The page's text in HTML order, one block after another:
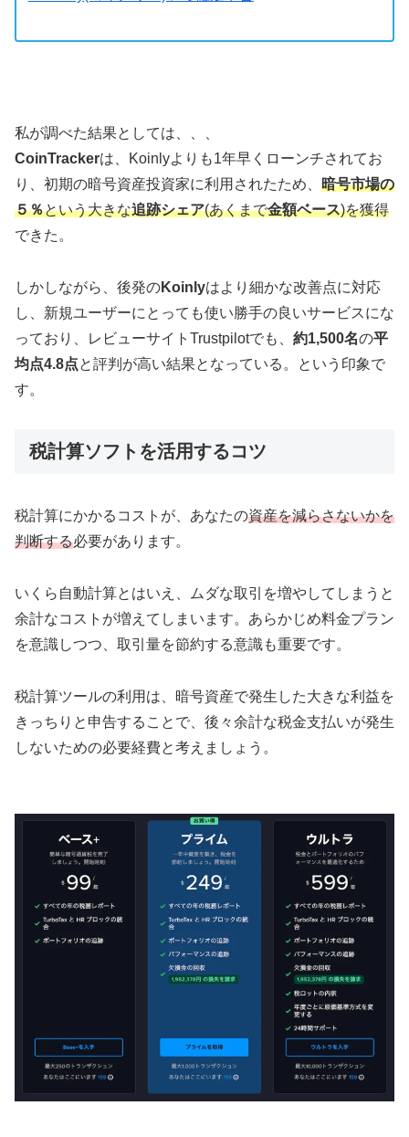
私が調べた結果としては、、、
CoinTrackerは、Koinlyよりも1年早くローンチされてお
り、初期の暗号資産投資家に利用されたため、 暗号市場の
５％という大きな追跡シェア(あくまで金額ベース)を獲得
できた。
しかしながら、後発のKoinlyはより細かな改善点に対応
し、新規ユーザーにとっても使い勝手の良いサービスにな
っており、レビューサイトTrustpilotでも、 約1,500名の平
均点4.8点と評判が高い結果となっている。という印象で
す。
税計算ソフトを活用するコツ
税計算にかかるコストが、あなたの資産を減らさないかを
判断する必要があります。
いくら自動計算とはいえ、ムダな取引を増やしてしまうと
余計なコストが増えてしまいます。あらかじめ料金プラン
を意識しつつ、取引量を節約する意識も重要です。
税計算ツールの利用は、暗号資産で発生した大きな利益を
きっちりと申告することで、後々余計な税金支払いが発生
しないための必要経費と考えましょう。